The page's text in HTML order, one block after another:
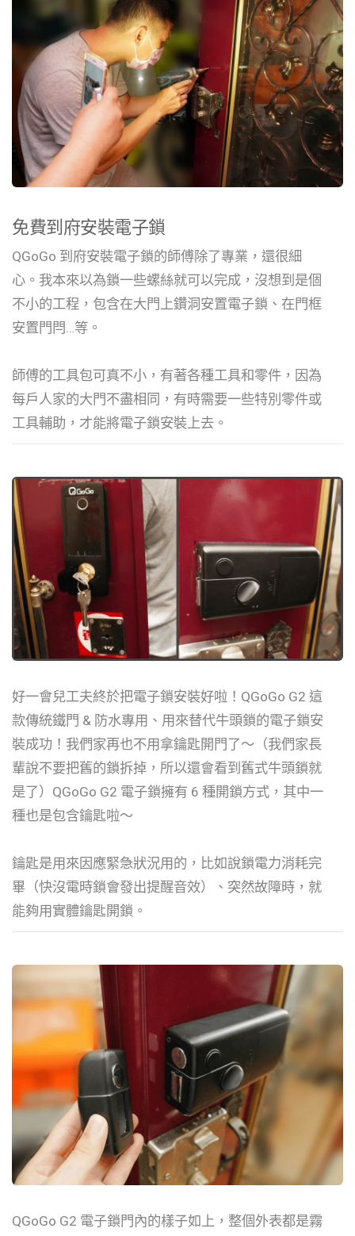
免費到府安裝電子鎖
QGoGo 到府安裝電子鎖的師傅除了專業，還很細
心。我本來以為鎖一些螺絲就可以完成，沒想到是個
不小的工程，包含在大門上鑽洞安置電子鎖、在門框
安置門閂…等。
師傅的工具包可真不小，有著各種工具和零件，因為
每戶人家的大門不盡相同，有時需要一些特別零件或
工具輔助，才能將電子鎖安裝上去。
好一會兒工夫終於把電子鎖安裝好啦！QGoGo G2 這
款傳統鐵門 & 防水專用、用來替代牛頭鎖的電子鎖安
裝成功！我們家再也不用拿鑰匙開門了～（我們家長
輩說不要把舊的鎖拆掉，所以還會看到舊式牛頭鎖就
是了）QGoGo G2 電子鎖擁有 6 種開鎖方式，其中一
種也是包含鑰匙啦～
鑰匙是用來因應緊急狀況用的，比如說鎖電力消耗完
畢（快沒電時鎖會發出提醒音效）、突然故障時，就
能夠用實體鑰匙開鎖。
QGoGo G2 電子鎖門內的樣子如上，整個外表都是霧